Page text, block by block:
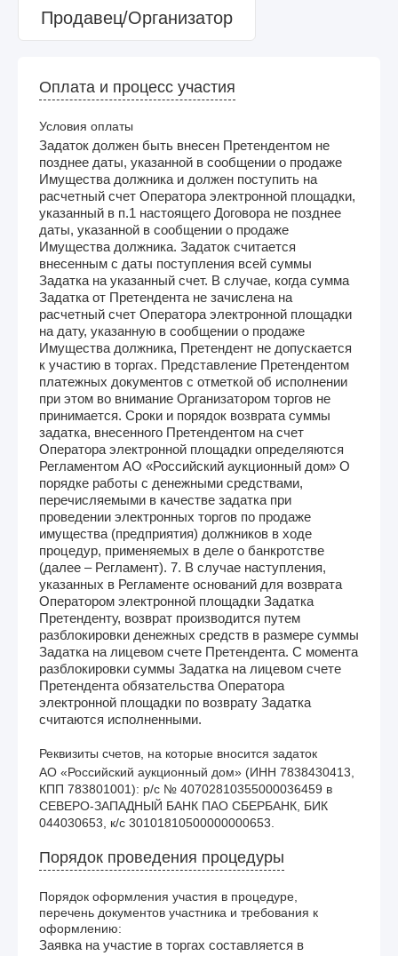
Продавец/Организатор
Оплата и процесс участия
Условия оплаты
Задаток должен быть внесен Претендентом не
позднее даты, указанной в сообщении о продаже
Имущества должника и должен поступить на
расчетный счет Оператора электронной площадки,
указанный в п.1 настоящего Договора не позднее
даты, указанной в сообщении о продаже
Имущества должника. Задаток считается
внесенным с даты поступления всей суммы
Задатка на указанный счет. В случае, когда сумма
Задатка от Претендента не зачислена на
расчетный счет Оператора электронной площадки
на дату, указанную в сообщении о продаже
Имущества должника, Претендент не допускается
к участию в торгах. Представление Претендентом
платежных документов с отметкой об исполнении
при этом во внимание Организатором торгов не
принимается. Сроки и порядок возврата суммы
задатка, внесенного Претендентом на счет
Оператора электронной площадки определяются
Регламентом АО «Российский аукционный дом» О
порядке работы с денежными средствами,
перечисляемыми в качестве задатка при
проведении электронных торгов по продаже
имущества (предприятия) должников в ходе
процедур, применяемых в деле о банкротстве
(далее – Регламент). 7. В случае наступления,
указанных в Регламенте оснований для возврата
Оператором электронной площадки Задатка
Претенденту, возврат производится путем
разблокировки денежных средств в размере суммы
Задатка на лицевом счете Претендента. С момента
разблокировки суммы Задатка на лицевом счете
Претендента обязательства Оператора
электронной площадки по возврату Задатка
считаются исполненными.
Реквизиты счетов, на которые вносится задаток
АО «Российский аукционный дом» (ИНН 7838430413,
КПП 783801001): р/с № 40702810355000036459 в
СЕВЕРО-ЗАПАДНЫЙ БАНК ПАО СБЕРБАНК, БИК
044030653, к/с 30101810500000000653.
Порядок проведения процедуры
Порядок оформления участия в процедуре,
перечень документов участника и требования к
оформлению:
Заявка на участие в торгах составляется в